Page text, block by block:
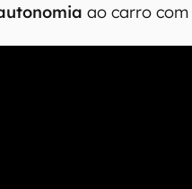
ao carro com